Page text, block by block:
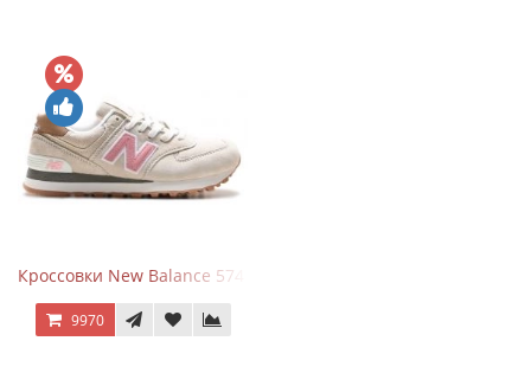
Кроссовки New Balance 574 Power Beige Pink
9970